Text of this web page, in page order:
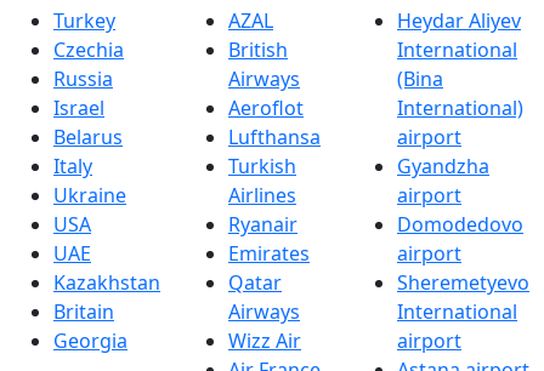
Turkey
Czechia
Russia
Israel
Belarus
Italy
Ukraine
USA
UAE
Kazakhstan
Britain
Georgia
AZAL
British
Airways
Aeroflot
Lufthansa
Turkish
Airlines
Ryanair
Emirates
Qatar
Airways
Wizz Air
Heydar Aliyev
International
(Bina
International)
airport
Gyandzha
airport
Domodedovo
airport
Sheremetyevo
International
airport